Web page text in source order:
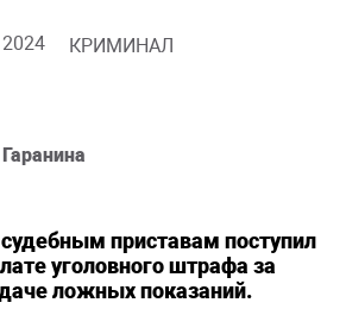
КРИМИНАЛ
приставам поступил
уголовного штрафа за
ложных показаний.